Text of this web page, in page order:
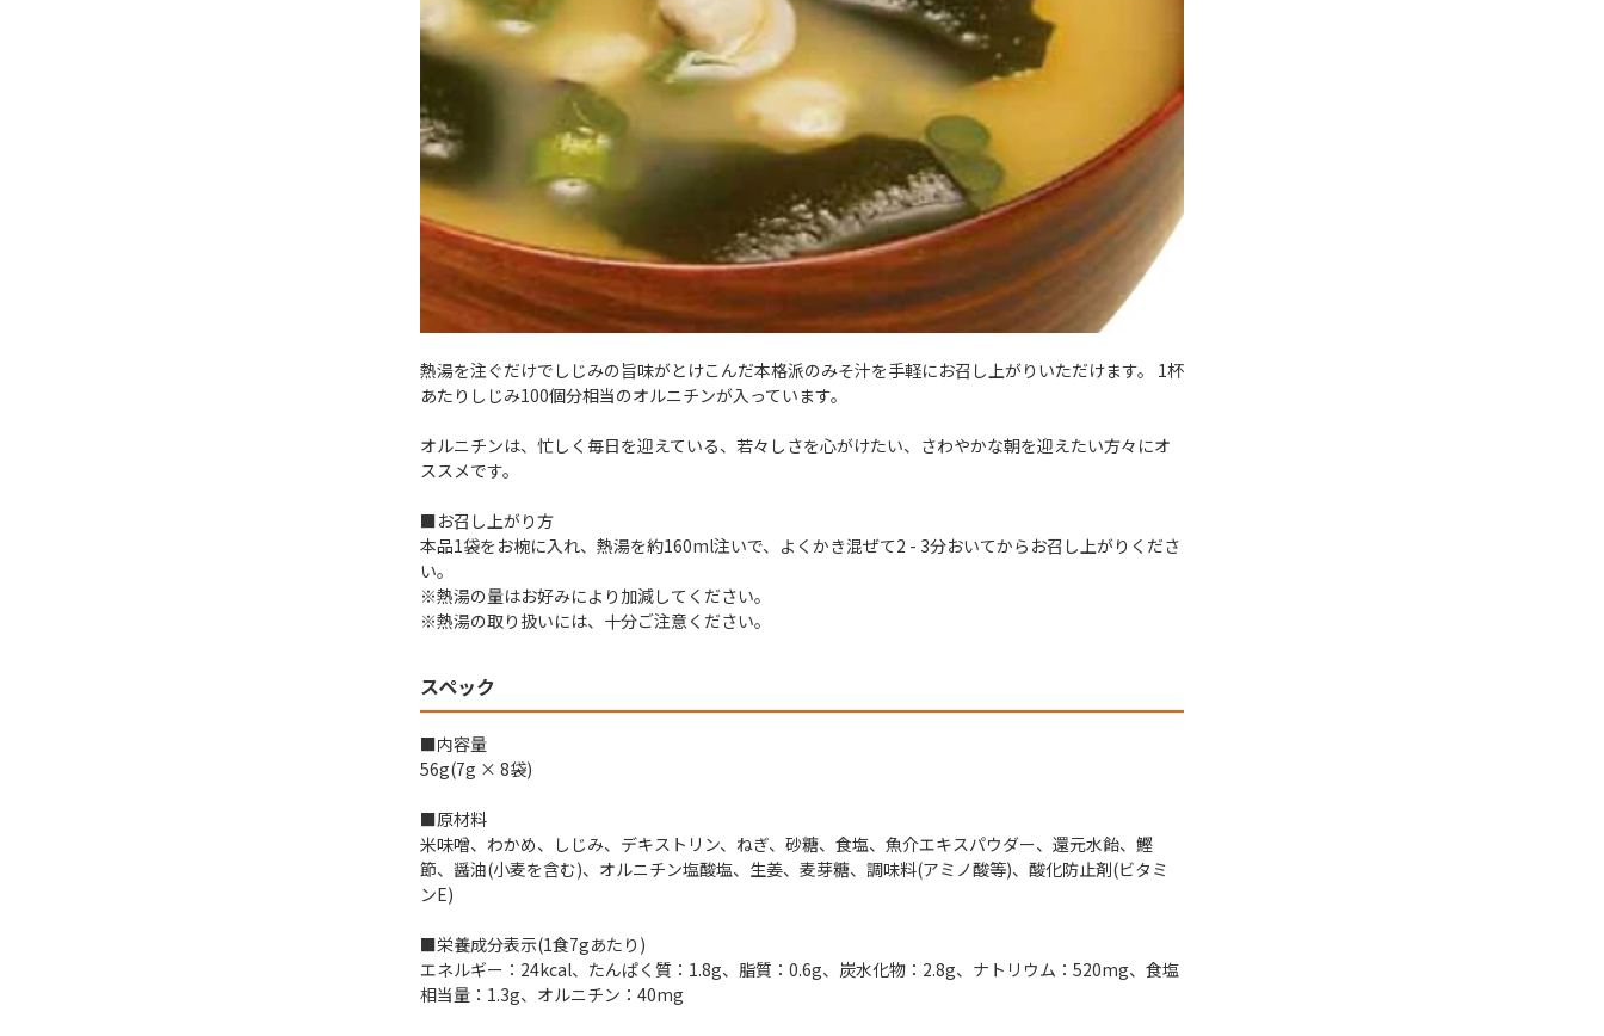
熱湯を注ぐだけでしじみの旨味がとけこんだ本格派のみそ汁を手軽にお召し上がりいただけます。 1杯
あたりしじみ100個分相当のオルニチンが入っています。
オルニチンは、忙しく毎日を迎えている、若々しさを心がけたい、さわやかな朝を迎えたい方々にオ
ススメです。
■お召し上がり方
本品1袋をお椀に入れ、熱湯を約160ml注いで、よくかき混ぜて2 - 3分おいてからお召し上がりくださ
い。
※熱湯の量はお好みにより加減してください。
※熱湯の取り扱いには、十分ご注意ください。
スペック
■内容量
56g(7g × 8袋)
■原材料
米味噌、わかめ、しじみ、デキストリン、ねぎ、砂糖、食塩、魚介エキスパウダー、還元水飴、鰹
節、醤油(小麦を含む)、オルニチン塩酸塩、生姜、麦芽糖、調味料(アミノ酸等)、酸化防止剤(ビタミ
ンE)
■栄養成分表示(1食7gあたり)
エネルギー：24kcal、たんぱく質：1.8g、脂質：0.6g、炭水化物：2.8g、ナトリウム：520mg、食塩
相当量：1.3g、オルニチン：40mg